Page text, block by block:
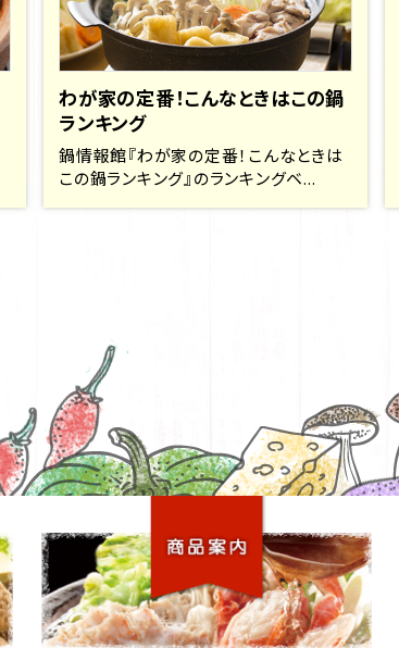
わが家の定番！こんなときはこの鍋
ランキング
鍋情報館『わが家の定番！こんなときは
この鍋ランキング』のランキングベ...